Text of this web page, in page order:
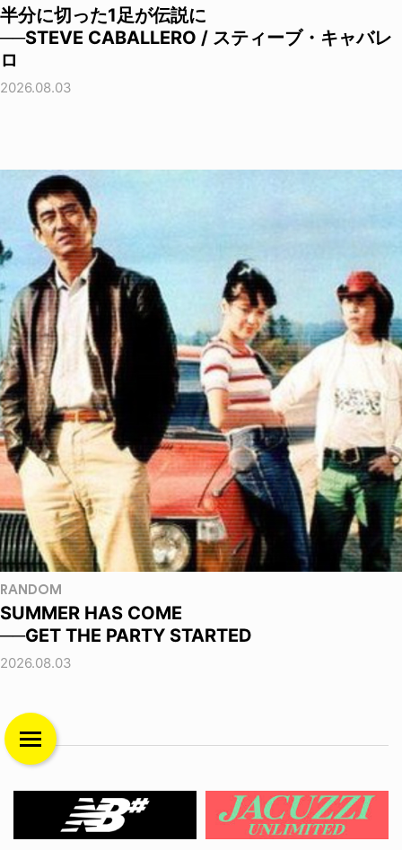
半分に切った1足が伝説に
──STEVE CABALLERO / スティーブ・キャバレ
ロ
2026.08.03
RANDOM
SUMMER HAS COME
──GET THE PARTY STARTED
2026.08.03